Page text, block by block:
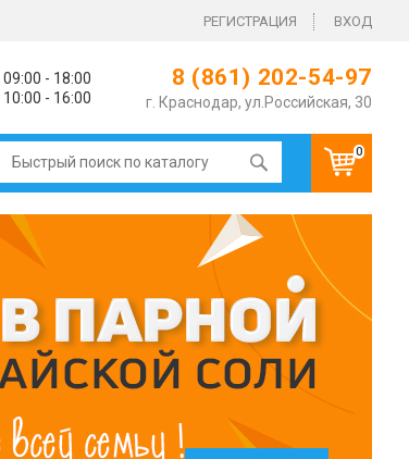
РЕГИСТРАЦИЯ ВХОД
09:00 - 18:00
10:00 - 16:00
8 (861) 202-54-97
г. Краснодар, ул.Российская, 30
0